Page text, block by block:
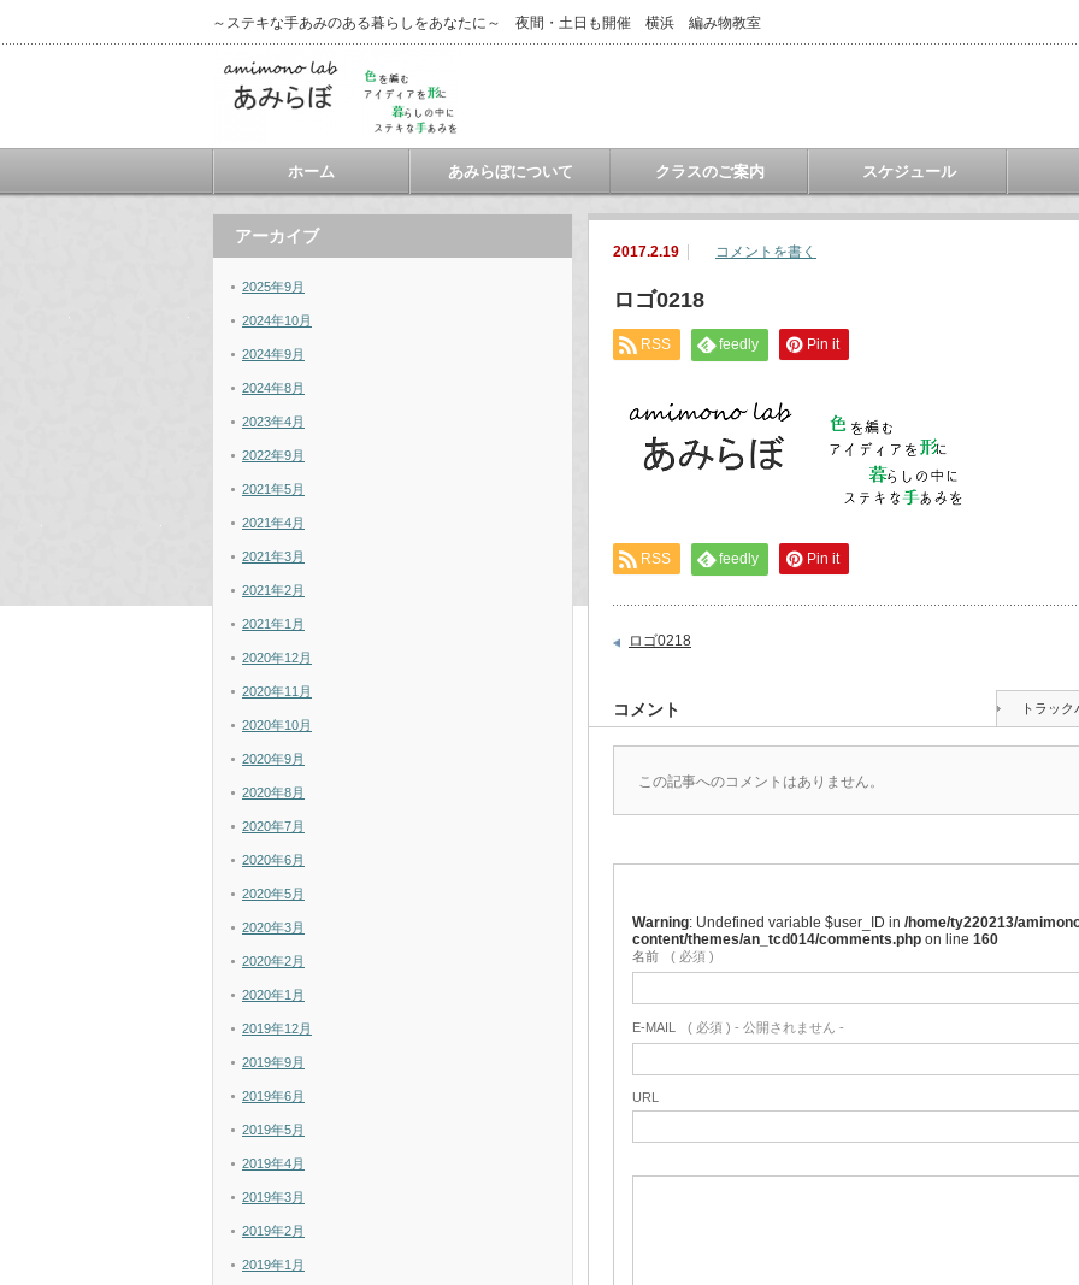
～ステキな手あみのある暮らしをあなたに～ 夜間・土日も開催 横浜 編み物教室
ホーム あみらぼについて クラスのご案内 スケジュール
2017.2.19 コメントを書く
ロゴ0218
RSS feedly Pin it
RSS feedly Pin it
ロゴ0218
コメント トラッ
この記事へのコメントはありません。
Warning : Undefined variable $user_ID in /home/ty220213/
content/themes/an_tcd014/comments.php on line 160
名前 ( 必須 )
E-MAIL ( 必須 ) - 公開されません -
URL
アーカイブ
2025年9月
2024年10月
2024年9月
2024年8月
2023年4月
2022年9月
2021年5月
2021年4月
2021年3月
2021年2月
2021年1月
2020年12月
2020年11月
2020年10月
2020年9月
2020年8月
2020年7月
2020年6月
2020年5月
2020年3月
2020年2月
2020年1月
2019年12月
2019年9月
2019年6月
2019年5月
2019年4月
2019年3月
2019年2月
2019年1月